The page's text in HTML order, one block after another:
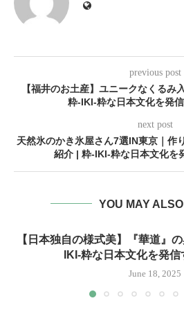
previous post
【福井のお土産】ユニークなくるみ
粋-IKI-粋な日本文化を発
next post
天然氷のかき氷屋さん7選IN東京｜作
紹介 | 粋-IKI-粋な日本文化を
YOU MAY
【日本独自の様式美】『華道』
IKI-粋な日本文化を発
June 18, 2025